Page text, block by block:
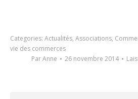
Categories: Actualités, Associations,
vie des commerces
ParAnne 26 novembre 2014